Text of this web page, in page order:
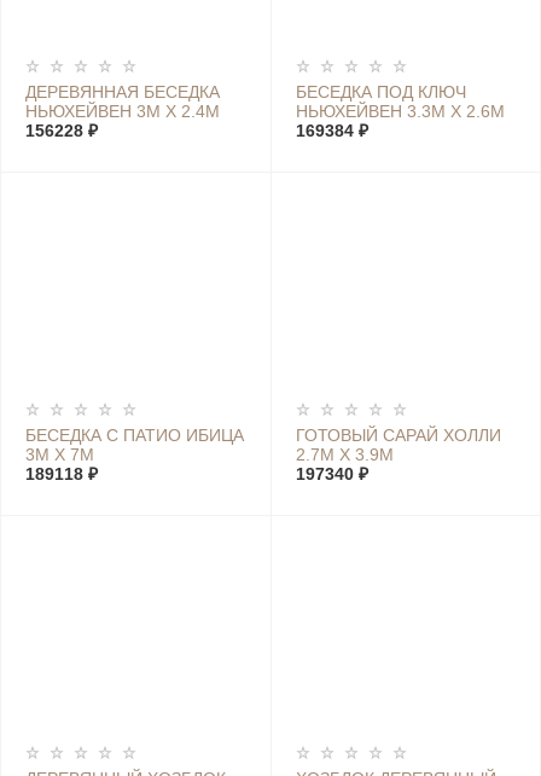
ДЕРЕВЯННАЯ БЕСЕДКА
НЬЮХЕЙВЕН 3М X 2.4М
156228 ₽
БЕСЕДКА ПОД КЛЮЧ
НЬЮХЕЙВЕН 3.3М X 2.6М
169384 ₽
БЕСЕДКА С ПАТИО ИБИЦА
3М Х 7М
189118 ₽
ГОТОВЫЙ САРАЙ ХОЛЛИ
2.7М Х 3.9М
197340 ₽